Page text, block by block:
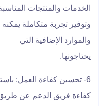
الخدمات والمنتجات
وتوفير تجربة متكاملة يمكنه
والموارد الإضافية التي
يحتاجونها.
6- تحسين كفاءة العمل:
كفاءة فريق الدعم عن